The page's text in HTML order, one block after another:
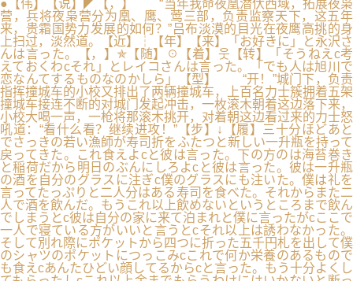
●【伟】【说】◤【，】 “当年我命夜凰潜伏西域，拓展夜枭
营，兵将夜枭营分为凰、鹰、莺三部，负责监察天下，这五年
来，贵霜国势力发展的如何？”吕布淡漠的目光在夜鹰高挑的身
上扫过，淡然道。【近】┆【年】【来】「お好きに」と永沢さ
んは言った。【，】✯【随】☉【着】웃【转】「そうねえc考
えておくわcそれ」とレイコさんは言った。「でも人は旭川で
恋なんてするものなのかしら」【型】 “开！”城门下，负责
指挥撞城车的小校又排出了两辆撞城车，上百名力士簇拥着五架
撞城车接连不断的对城门发起冲击，一枚滚木朝着这边落下来，
小校大喝一声，一枪将那滚木挑开，对着朝这边看过来的力士怒
吼道：“看什么看？继续进攻！”【步】↓【履】三十分ほどあと
でさっきの若い漁師が寿司折をふたつと新しい一升瓶を持って
戻ってきた。これ食えよcと彼は言った。下の方のは海苔巻き
と稲荷だから明日のぶんにしろよcと彼は言った。彼は一升瓶
の酒を自分のグラスに注ぎc僕のグラスにも注いた。僕は礼を
言ってたっぷりと二人分はある寿司を食べた。それからまた二
人で酒を飲んだ。もうこれ以上飲めないというところまで飲ん
でしまうとc彼は自分の家に来て泊まれと僕に言ったがcここで
一人で寝ている方がいいと言うとcそれ以上は誘わなかった。
そして別れ際にポケットから四つに折った五千円札を出して僕
のシャツのポケットにつっこみcこれで何か栄養のあるもので
も食えcあんたひどい顔してるからcと言った。もう十分よくし